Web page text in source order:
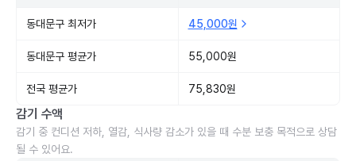
동대문구 최저가 45,000원
동대문구 평균가 55,000원
전국 평균가 75,830원
감기 수액
감기 중 컨디션 저하, 열감, 식사량 감소가 있을 때 수분 보충 목적으로 상담
될 수 있어요.